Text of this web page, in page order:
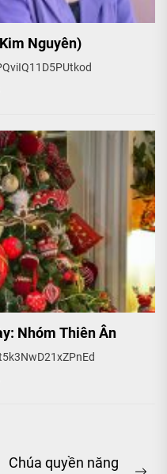
Nguyên)
Nhóm Thiên Ân
Chúa quyền năng